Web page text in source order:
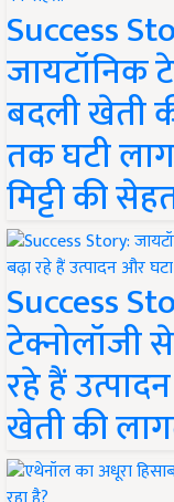
Success
जायटॉनिक
बदली खेती
तक घटी
मिट्टी की
Success
टेक्नोलॉजी
रहे हैं
खेती की